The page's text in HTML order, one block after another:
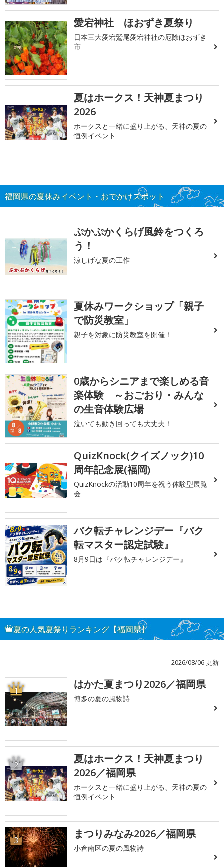
愛宕神社 ほおずき夏祭り
日本三大愛宕鷲尾愛宕神社の厄除ほおずき
市
夏はホークス！天神夏まつり
2026
ホークスと一緒に盛り上がる、天神の夏の
恒例イベント
福岡県の夏休みイベント・おでかけスポット
ぷかぷかくらげ風鈴をつくろ
う！
涼しげな夏の工作
夏休みワークショップ「親子
で防災教室」
親子を対象に防災教室を開催！
0歳からシニアまで楽しめる音
楽体験 ～おごおり・みんな
の生音体験広場
泣いても動き回っても大丈夫！
QuizKnock(クイズノック)10
周年記念展(福岡)
QuizKnockの活動10周年を祝う体験型展覧
会
バク転チャレンジデー『バク
転マスター認定試験』
8月9日は『バク転チャレンジデー』
夏の人気夏祭りランキング【福岡県】
2026/08/06 更新
1 はかた夏まつり2026／福岡県
博多の夏の風物詩
2
夏はホークス！天神夏まつり
2026／福岡県
ホークスと一緒に盛り上がる、天神の夏の
恒例イベント
3 まつりみなみ2026／福岡県
小倉南区の夏の風物詩